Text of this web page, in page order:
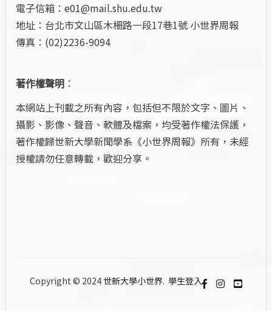
電子信箱：e01@mail.shu.edu.tw
地址：台北市文山區木柵路一段17巷1號 小世界周報
傳真：(02)2236-9094
著作權聲明 ：
本網站上刊載之所有內容，包括但不限於文字、圖片、
攝影、影像、聲音、軟體及檔案，均受著作權法保護，
著作權歸世新大學新聞學系《小世界周報》所有，未經
授權請勿任意轉載，歡迎分享。
Copyright © 2024 世新大學小世界. 學生登入